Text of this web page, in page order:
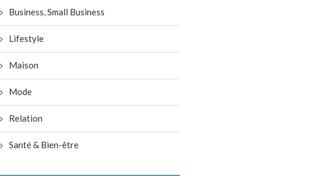
Business, Small Business
Lifestyle
Maison
Mode
Relation
Santé & Bien-être